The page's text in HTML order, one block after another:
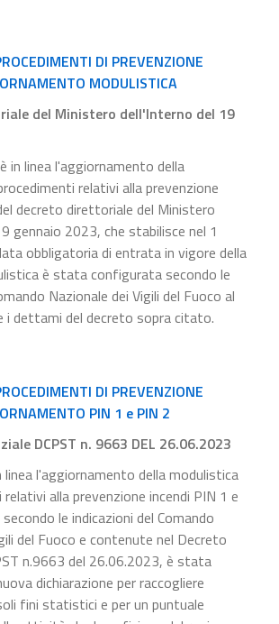
DI PREVENZIONE
MODULISTICA
del Ministero dell'Interno del 19
in linea l'aggiornamento della
relativi alla prevenzione
decreto direttoriale del Ministero
gennaio 2023, che stabilisce nel 1
obbligatoria di entrata in vigore della
è stata configurata secondo le
Nazionale dei Vigili del Fuoco al
i dettami del decreto sopra citato.
DI PREVENZIONE
PIN 1 e PIN 2
DCPST n. 9663 DEL 26.06.2023
linea l'aggiornamento della modulistica
alla prevenzione incendi PIN 1 e
le indicazioni del Comando
del Fuoco e contenute nel Decreto
n.9663 del 26.06.2023, è stata
dichiarazione per raccogliere
fini statistici e per un puntuale